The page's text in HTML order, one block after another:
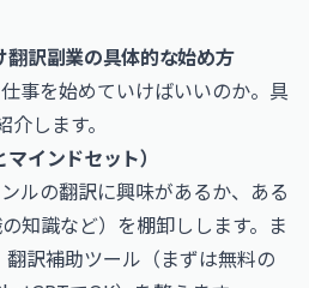
翻訳副業の具体的な始め方
事を始めていけばいいのか。具
します。
インドセット）
ルの翻訳に興味があるか、ある
知識など）を棚卸しします。ま
訳補助ツール（まずは無料の